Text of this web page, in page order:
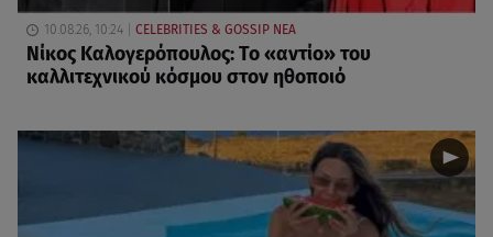
10.08.26, 10:24 CELEBRITIES & GOSSIP ΝΕΑ
Νίκος Καλογερόπουλος: Το «αντίο» του
καλλιτεχνικού κόσμου στον ηθοποιό